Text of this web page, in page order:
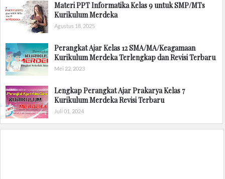
Materi PPT Informatika Kelas 9 untuk SMP/MTs
Kurikulum Merdeka
Agustus 18, 2025
Perangkat Ajar Kelas 12 SMA/MA/Keagamaan
Kurikulum Merdeka Terlengkap dan Revisi Terbaru
Mei 22, 2023
Lengkap Perangkat Ajar Prakarya Kelas 7
Kurikulum Merdeka Revisi Terbaru
Juli 01, 2024